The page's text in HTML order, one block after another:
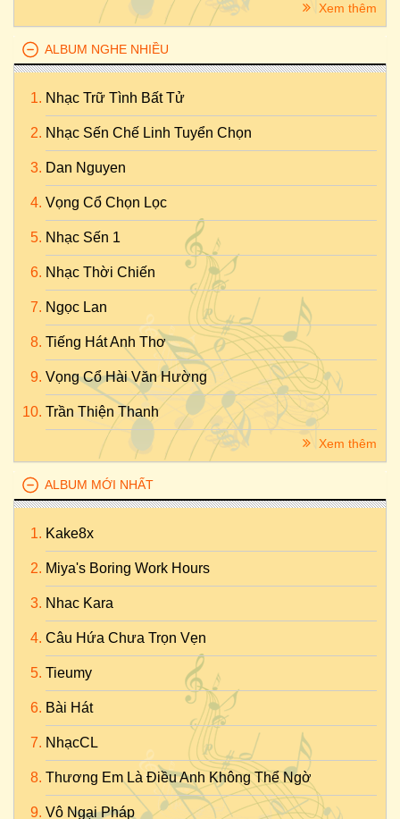
Xem thêm
ALBUM NGHE NHIỀU
Nhạc Trữ Tình Bất Tử
Nhạc Sến Chế Linh Tuyển Chọn
Dan Nguyen
Vọng Cổ Chọn Lọc
Nhạc Sến 1
Nhạc Thời Chiến
Ngọc Lan
Tiếng Hát Anh Thơ
Vọng Cổ Hài Văn Hường
Trần Thiện Thanh
Xem thêm
ALBUM MỚI NHẤT
Kake8x
Miya's Boring Work Hours
Nhac Kara
Câu Hứa Chưa Trọn Vẹn
Tieumy
Bài Hát
NhạcCL
Thương Em Là Điều Anh Không Thể Ngờ
Vô Ngại Pháp